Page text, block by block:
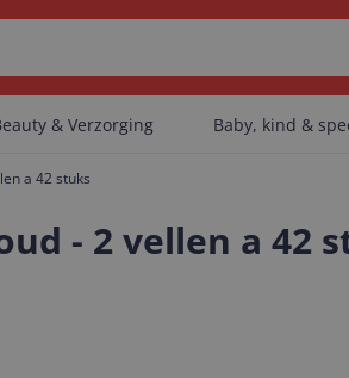
gevonden.
& Verzorging Baby, kind &
a 42 stuks
- 2 vellen a 42